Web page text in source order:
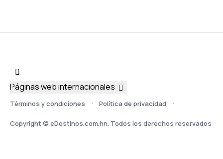
Términos y condiciones Política de privacidad
Copyright © eDestinos.com.hn. Todos los derechos reservados
Páginas web internacionales